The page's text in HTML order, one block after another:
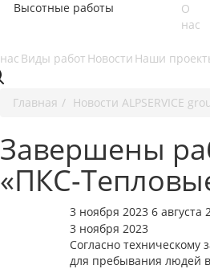
Высотные работы
О
нас
Виды работ Новости Наши
Главная Новости ALPSERVICE
Завершены
«ПКС-
3 ноября 2023 6 августа
3 ноября 2023
Согласно
для пребывания людей